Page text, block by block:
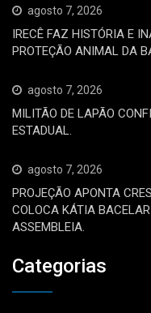
agosto 7, 2026
IRECÊ FAZ HISTÓRIA E
PROTEÇÃO ANIMAL DA
agosto 7, 2026
MILITÃO DE LAPÃO
ESTADUAL.
agosto 7, 2026
PROJEÇÃO APONTA
COLOCA KÁTIA
ASSEMBLEIA.
Categorias